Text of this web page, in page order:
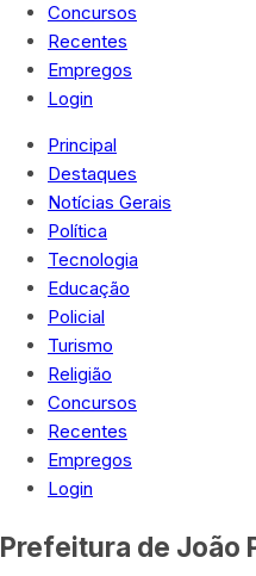
Concursos
Recentes
Empregos
Login
Principal
Destaques
Notícias Gerais
Política
Tecnologia
Educação
Policial
Turismo
Religião
Concursos
Recentes
Empregos
Login
Prefeitura de João